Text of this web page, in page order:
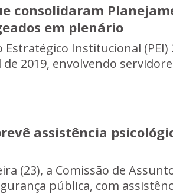
consolidaram
em plenário
Estratégico Institucional
2019, envolvendo
assistência
(23), a Comissão de
pública, com